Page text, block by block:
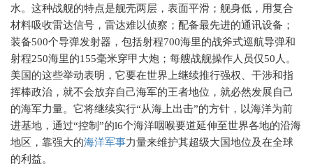
水。这种战舰的特点是舰壳两层，表面平滑；舰身低，用复合
材料吸收雷达信号，雷达难以侦察；配备最先进的通讯设备；
装备500个导弹发射器，包括射程700海里的战斧式巡航导弹和
射程250海里的155毫米穿甲大炮；每艘战舰操作人员仅50人。
美国的这些举动表明，它要在世界上继续推行强权、干涉和指
挥棒政治，就不会放弃自己海军的王者地位，就必然发展自己
的海军力量。它将继续实行“从海上出击”的方针，以海洋为前
进基地，通过“控制”的l6个海洋咽喉要道延伸至世界各地的沿海
地区，靠强大的海洋军事力量来维护其超级大国地位及在全球
的利益。